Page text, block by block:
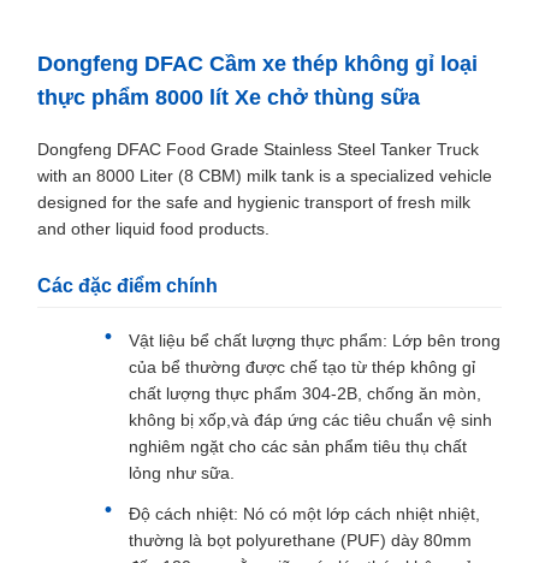
Dongfeng DFAC Cầm xe thép không gỉ loại
thực phẩm 8000 lít Xe chở thùng sữa
Dongfeng DFAC Food Grade Stainless Steel Tanker Truck
with an 8000 Liter (8 CBM) milk tank is a specialized vehicle
designed for the safe and hygienic transport of fresh milk
and other liquid food products.
Các đặc điểm chính
Vật liệu bể chất lượng thực phẩm: Lớp bên trong
của bể thường được chế tạo từ thép không gỉ
chất lượng thực phẩm 304-2B, chống ăn mòn,
không bị xốp,và đáp ứng các tiêu chuẩn vệ sinh
nghiêm ngặt cho các sản phẩm tiêu thụ chất
lỏng như sữa.
Độ cách nhiệt: Nó có một lớp cách nhiệt nhiệt,
thường là bọt polyurethane (PUF) dày 80mm